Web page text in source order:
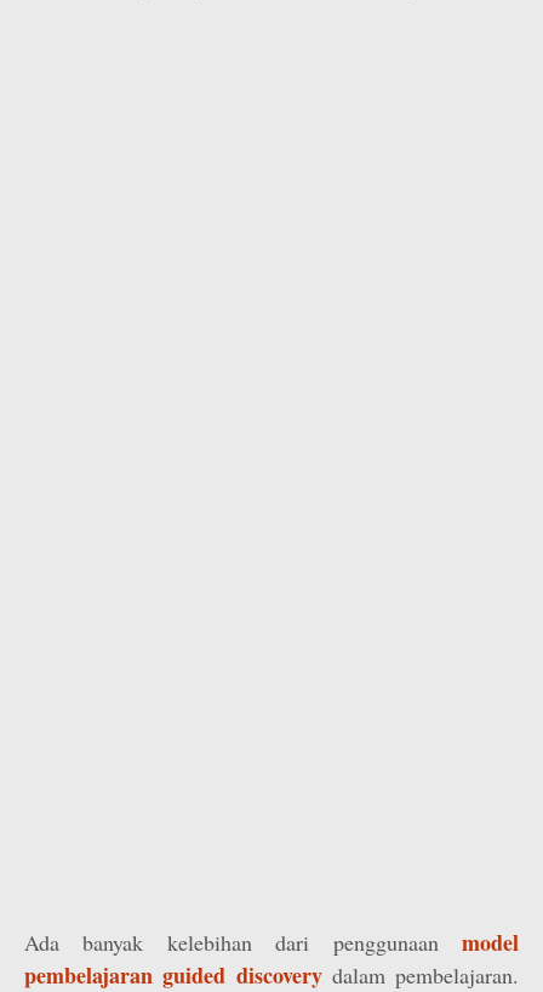
Ada banyak kelebihan dari penggunaan model
pembelajaran guided discoverydalam pembelajaran.